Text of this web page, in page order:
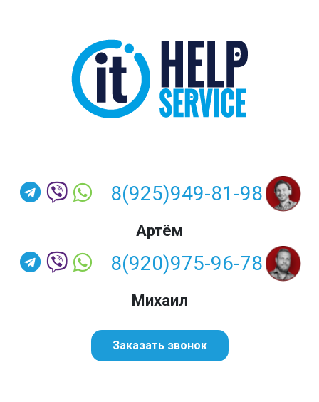
8(925)949-81-98
Артём
8(920)975-96-78
Михаил
Заказать звонок